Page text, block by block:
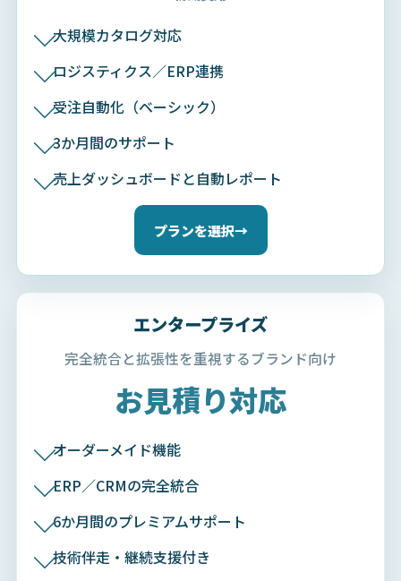
大規模カタログ対応
ロジスティクス／ERP連携
受注自動化（ベーシック）
3か月間のサポート
売上ダッシュボードと自動レポート
プランを選択→
エンタープライズ
完全統合と拡張性を重視するブランド向け
お見積り対応
オーダーメイド機能
ERP／CRMの完全統合
6か月間のプレミアムサポート
技術伴走・継続支援付き